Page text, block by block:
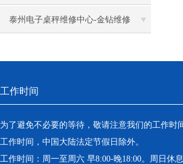
泰州电子桌秤维修中心-金钻维修
工作时间
为了避免不必要的等待，敬请注意我们的工作时
工作时间，中国大陆法定节假日除外。
工作时间：周一至周六 早8:00-晚18:00。周日休息